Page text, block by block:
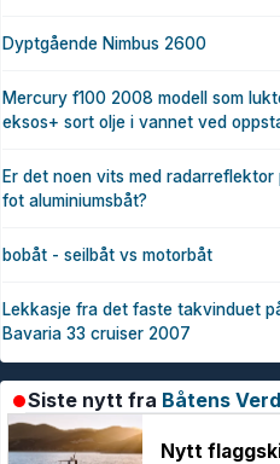
Dyptgående Nimbus 2600
Mercury f100 2008 modell som
eksos+ sort olje i vannet ved
Er det noen vits med radarreflektor
fot aluminiumsbåt?
bobåt - seilbåt vs motorbåt
Lekkasje fra det faste takvinduet
Bavaria 33 cruiser 2007
Siste nytt fra Båtens
Nytt